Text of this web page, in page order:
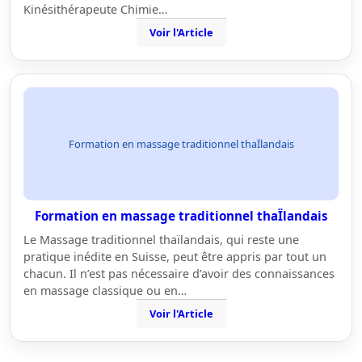
Kinésithérapeute Chimie…
Voir l'Article
Formation en massage traditionnel thaÏlandais
Formation en massage traditionnel thaÏlandais
Le Massage traditionnel thaïlandais, qui reste une
pratique inédite en Suisse, peut être appris par tout un
chacun. Il n’est pas nécessaire d’avoir des connaissances
en massage classique ou en…
Voir l'Article